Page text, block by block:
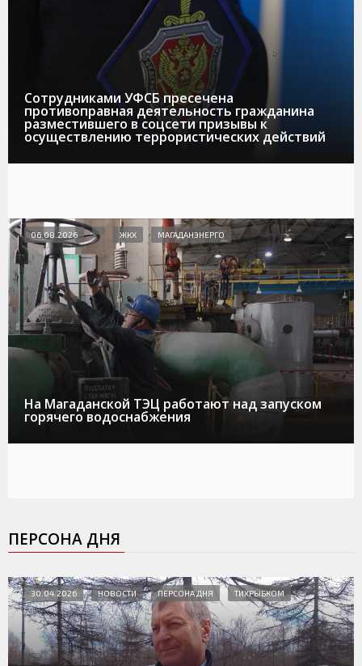
Сотрудниками УФСБ пресечена
противоправная деятельность гражданина
разместившего в соцсети призывы к
осуществлению террористических действий
На Магаданской ТЭЦ работают над запуском
горячего водоснабжения
06.08.2026 ЖКХ МАГАДАНЭНЕРГО
ПЕРСОНА ДНЯ
30.04.2026 НОВОСТИ ПЕРСОНА ДНЯ ТИХРЫБКОМ